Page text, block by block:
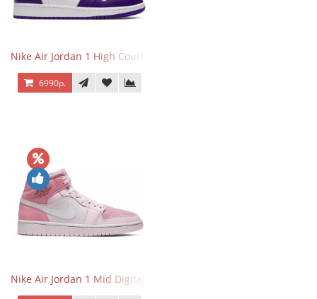
Nike Air Jordan 1 High Court Purple 2.0
6990р.
Nike Air Jordan 1 Mid Digital Pink